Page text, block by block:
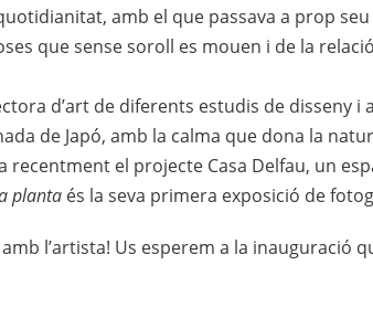
amb el que passava a prop
que sense soroll es mouen i de la
d’art de diferents estudis de disseny i
de Japó, amb la calma que dona la
recentment el projecte Casa Delfau, un
planta és la seva primera exposició de
l’artista! Us esperem a la inauguració